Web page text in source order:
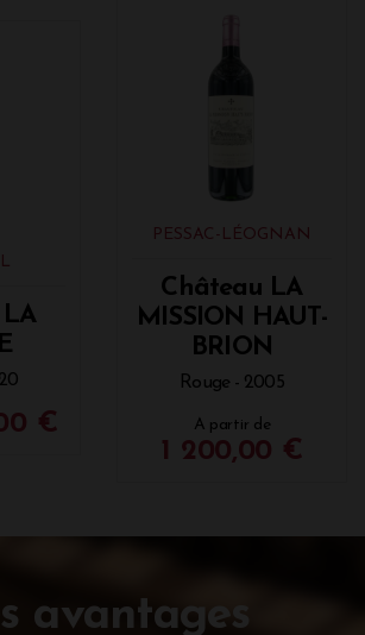
€
PESSAC-LÉOGNAN
Château LA
MISSION HAUT-
BRION
Rouge - 2005
A partir de
1 200,00 €
avantages